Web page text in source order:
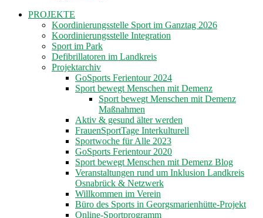
PROJEKTE
Koordinierungsstelle Sport im Ganztag 2026
Koordinierungsstelle Integration
Sport im Park
Defibrillatoren im Landkreis
Projektarchiv
GoSports Ferientour 2024
Sport bewegt Menschen mit Demenz
Sport bewegt Menschen mit Demenz
Maßnahmen
Aktiv & gesund älter werden
FrauenSportTage Interkulturell
Sportwoche für Alle 2023
GoSports Ferientour 2020
Sport bewegt Menschen mit Demenz Blog
Veranstaltungen rund um Inklusion Landkreis
Osnabrück & Netzwerk
Willkommen im Verein
Büro des Sports in Georgsmarienhütte-Projekt
Online-Sportprogramm